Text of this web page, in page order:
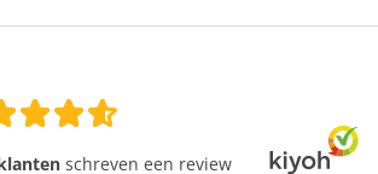
schreven een review